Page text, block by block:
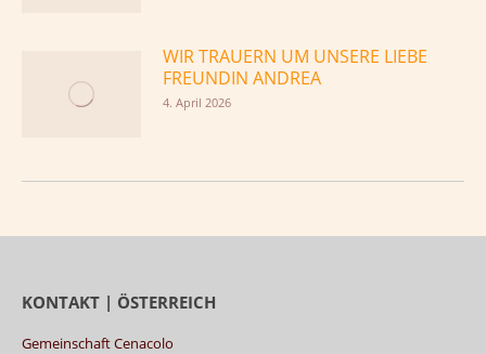
WIR TRAUERN UM UNSERE LIEBE
FREUNDIN ANDREA
4. April 2026
KONTAKT | ÖSTERREICH
Gemeinschaft Cenacolo